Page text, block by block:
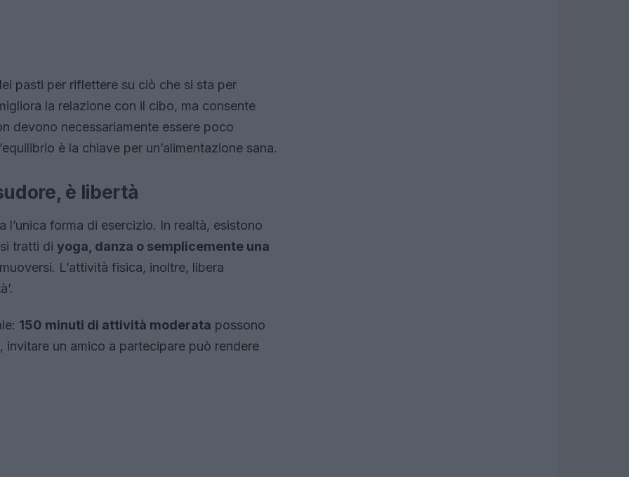
pasti per riflettere su ciò che si sta per
la relazione con il cibo, ma consente
devono necessariamente essere poco
è la chiave per un’alimentazione sana.
è libertà
forma di esercizio. In realtà, esistono
tratti di yoga, danza o semplicemente una
L’attività fisica, inoltre, libera
150 minuti di attività moderata possono
un amico a partecipare può rendere